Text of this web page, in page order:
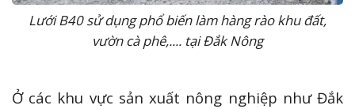
Lưới B40 sử dụng phổ biến làm hàng rào khu đất,
vườn cà phê,.... tại Đắk Nông
Ở các khu vực sản xuất nông nghiệp như Đắk